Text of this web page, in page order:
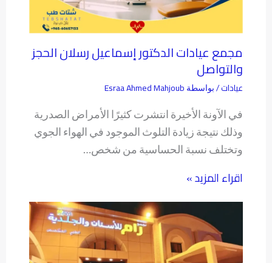
مجمع عيادات الدكتور إسماعيل رسلان الحجز
والتواصل
عيادات/ بواسطة Esraa Ahmed Mahjoub
في الآونة الأخيرة انتشرت كثيرًا الأمراض الصدرية
وذلك نتيجة زيادة التلوث الموجود في الهواء الجوي
وتختلف نسبة الحساسية من شخص…
اقراء المزيد »